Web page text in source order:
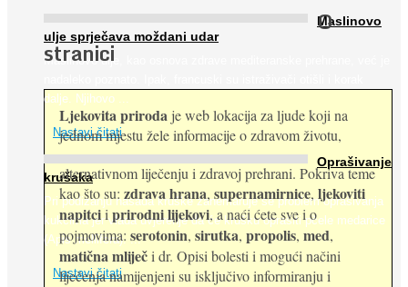
Maslinovo
ulje sprječava moždani udar
Maslinovo ulje, kao osnova zdrave mediteranske prehrane, već je
dalje. Njihovo ...
Nastavi čitati
Oprašivanje
krušaka
Pri podizanju nasada kruške zanemaruje se problem oprašivanja
kukcima jer vlada uvjerenje da će krušku oprašiti pčele medarice
(Apis mellifera). ...
Nastavi čitati
O
stranici
Ljekovita priroda je web lokacija za ljude koji na
jednom mjestu žele informacije o zdravom životu,
alternativnom liječenju i zdravoj prehrani. Pokriva teme
kao što su: zdrava hrana, supernamirnice, ljekoviti
napitciiprirodni lijekovi, a naći ćete sve i o
pojmovima: serotonin, sirutka, propolis, med,
matična mliječi dr. Opisi bolesti i mogući načini
liječenja namijenjeni su isključivo informiranju i